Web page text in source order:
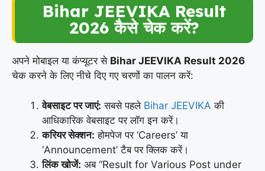
Bihar JEEVIKA Result
2026 कैसे चेक करें?
अपने मोबाइल या कंप्यूटर से Bihar JEEVIKA Result 2026
चेक करने के लिए नीचे दिए गए चरणों का पालन करें:
वेबसाइट पर जाएं: सबसे पहले Bihar JEEVIKA की
आधिकारिक वेबसाइट पर लॉग इन करें।
करियर सेक्शन: होमपेज पर ‘Careers’ या
‘Announcement’ टैब पर क्लिक करें।
लिंक खोजें: अब “Result for Various Post under